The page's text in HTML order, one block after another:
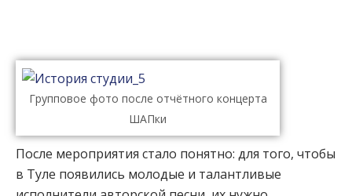
Групповое фото после отчётного концерта
ШАПки
После мероприятия стало понятно: для того, чтобы
в Туле появились молодые и талантливые